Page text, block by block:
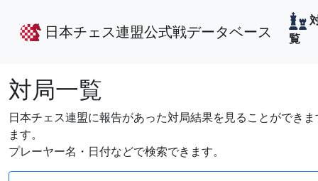
日本チェス連盟公式戦データベース
覧
対局一覧
日本チェス連盟に報告があった対局結果を見ることができ
ます。
プレーヤー名・日付などで検索できます。